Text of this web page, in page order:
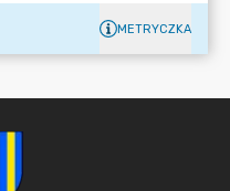
METRYCZKA